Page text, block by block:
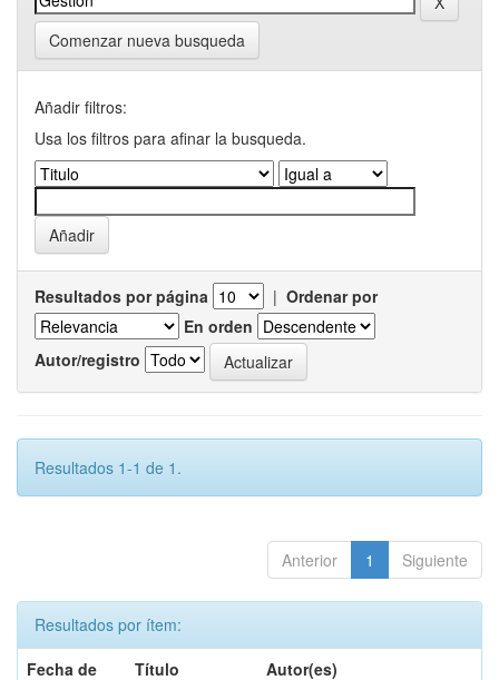
Comenzar nueva busqueda
Añadir filtros:
Usa los filtros para afinar la busqueda.
Resultados por página | Ordenar por
En orden
Autor/registro
Resultados 1-1 de 1.
Anterior 1 Siguiente
Resultados por ítem:
Fecha de
Título Autor(es)